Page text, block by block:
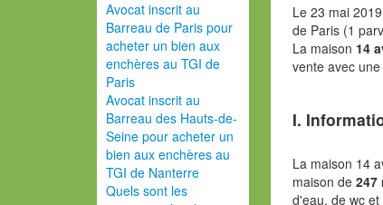
Avocat inscrit au
Barreau de Paris pour
acheter un bien aux
enchères au TGI de
Paris
Avocat inscrit au
Barreau des Hauts-de-
Seine pour acheter un
bien aux enchères au
TGI de Nanterre
Quels sont les
Le 23 mai
de Paris (1
La maison 14
vente avec
I.
La maison 14
maison de247
d'eau, de wc